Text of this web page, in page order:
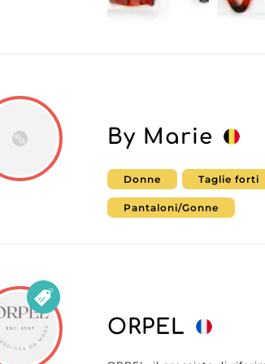
offerta con DueGi sas e
By Marie
Donne Taglie forti
Pantaloni/Gonne
ORPEL